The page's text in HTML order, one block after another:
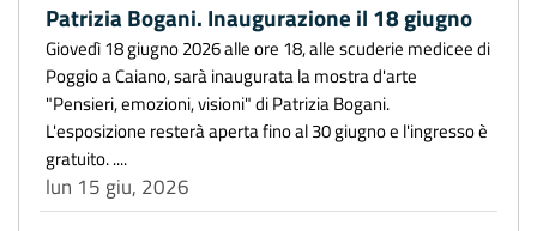
Patrizia Bogani. Inaugurazione il 18 giugno
Giovedì 18 giugno 2026 alle ore 18, alle scuderie medicee di
Poggio a Caiano, sarà inaugurata la mostra d'arte
"Pensieri, emozioni, visioni" di Patrizia Bogani.
L'esposizione resterà aperta fino al 30 giugno e l'ingresso è
gratuito. ....
lun 15 giu, 2026